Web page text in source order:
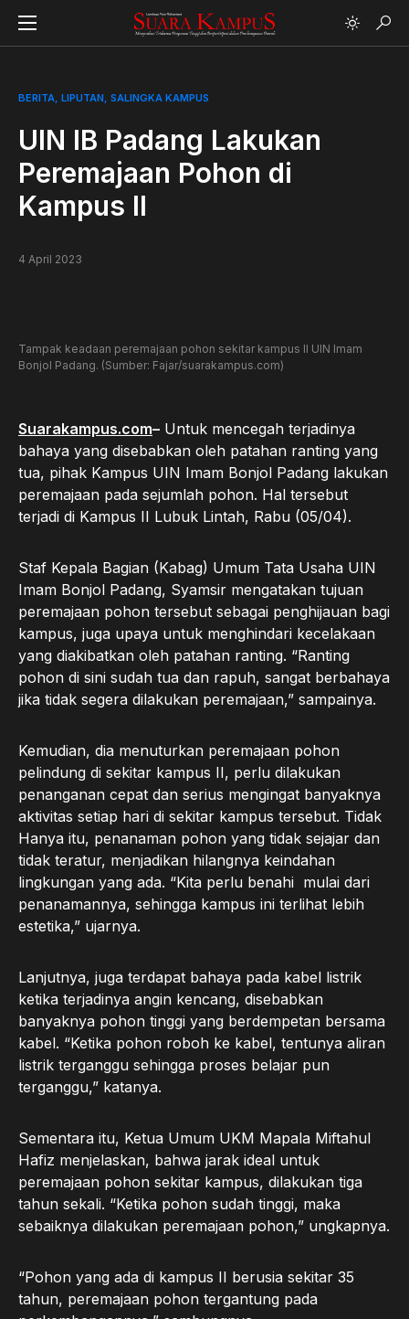
BERITA LIPUTAN SALINGKA KAMPUS
UIN IB Padang Lakukan
Peremajaan Pohon di
Kampus II
4 April 2023
Tampak keadaan peremajaan pohon sekitar kampus II UIN Imam
Bonjol Padang. (Sumber: Fajar/suarakampus.com)
Suarakampus.com– Untuk mencegah terjadinya
bahaya yang disebabkan oleh patahan ranting yang
tua, pihak Kampus UIN Imam Bonjol Padang lakukan
peremajaan pada sejumlah pohon. Hal tersebut
terjadi di Kampus II Lubuk Lintah, Rabu (05/04).
Staf Kepala Bagian (Kabag) Umum Tata Usaha UIN
Imam Bonjol Padang, Syamsir mengatakan tujuan
peremajaan pohon tersebut sebagai penghijauan bagi
kampus, juga upaya untuk menghindari kecelakaan
yang diakibatkan oleh patahan ranting. “Ranting
pohon di sini sudah tua dan rapuh, sangat berbahaya
jika tidak segera dilakukan peremajaan,” sampainya.
Kemudian, dia menuturkan peremajaan pohon
pelindung di sekitar kampus II, perlu dilakukan
penanganan cepat dan serius mengingat banyaknya
aktivitas setiap hari di sekitar kampus tersebut. Tidak
Hanya itu, penanaman pohon yang tidak sejajar dan
tidak teratur, menjadikan hilangnya keindahan
lingkungan yang ada. “Kita perlu benahi mulai dari
penanamannya, sehingga kampus ini terlihat lebih
estetika,” ujarnya.
Lanjutnya, juga terdapat bahaya pada kabel listrik
ketika terjadinya angin kencang, disebabkan
banyaknya pohon tinggi yang berdempetan bersama
kabel. “Ketika pohon roboh ke kabel, tentunya aliran
listrik terganggu sehingga proses belajar pun
terganggu,” katanya.
Sementara itu, Ketua Umum UKM Mapala Miftahul
Hafiz menjelaskan, bahwa jarak ideal untuk
peremajaan pohon sekitar kampus, dilakukan tiga
tahun sekali. “Ketika pohon sudah tinggi, maka
sebaiknya dilakukan peremajaan pohon,” ungkapnya.
“Pohon yang ada di kampus II berusia sekitar 35
tahun, peremajaan pohon tergantung pada